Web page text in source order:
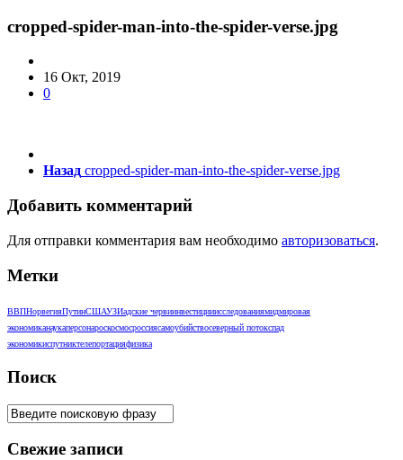
cropped-spider-man-into-the-spider-verse.jpg
16 Окт, 2019
0
Назад cropped-spider-man-into-the-spider-verse.jpg
Добавить комментарий
Для отправки комментария вам необходимо авторизоваться.
Метки
ВВПНорвегияПутинСШАУЗИадские червиинвестицииисследованиямидмировая
экономиканаукаперсонароскосмосроссиясамоубийствосеверный потокспад
экономикиспутниктелепортацияфизика
Поиск
Свежие записи